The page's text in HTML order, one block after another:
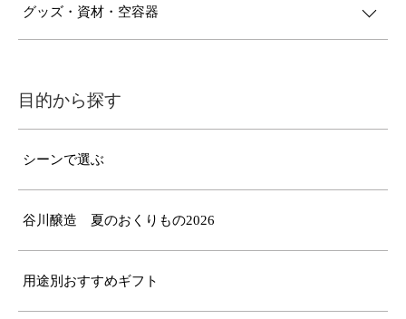
グッズ・資材・空容器
目的から探す
シーンで選ぶ
谷川醸造 夏のおくりもの2026
用途別おすすめギフト